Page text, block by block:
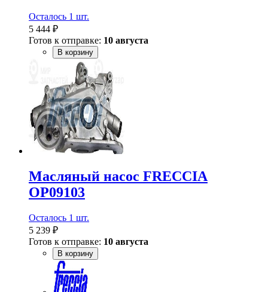
Осталось 1 шт.
5 444 ₽
Готов к отправке: 10 августа
В корзину
Масляный насос FRECCIA
OP09103
Осталось 1 шт.
5 239 ₽
Готов к отправке: 10 августа
В корзину